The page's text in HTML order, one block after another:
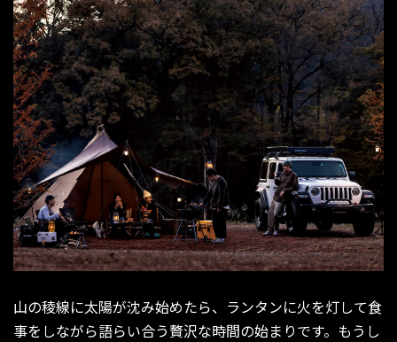
山の稜線に太陽が沈み始めたら、ランタンに火を灯して食
事をしながら語らい合う贅沢な時間の始まりです。もうし